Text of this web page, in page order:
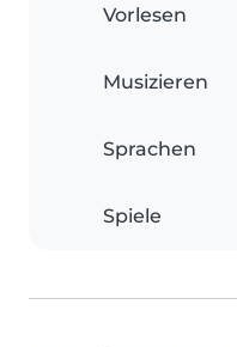
Vorlesen
Musizieren
Sprachen
Spiele